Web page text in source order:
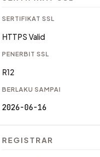
SERTIFIKAT SSL
HTTPS Valid
PENERBIT SSL
R12
BERLAKU SAMPAI
2026-06-16
REGISTRAR